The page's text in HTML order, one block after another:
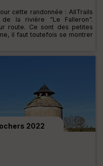
cette randonnée : AllTrails
la rivière "Le Falleron".
route. Ce sont des petites
il faut toutefois se montrer
2022